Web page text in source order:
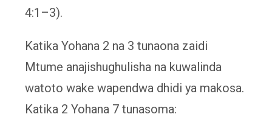
4:1–3).
Katika Yohana 2 na 3 tunaona zaidi
Mtume anajishughulisha na kuwalinda
watoto wake wapendwa dhidi ya makosa.
Katika 2 Yohana 7 tunasoma: